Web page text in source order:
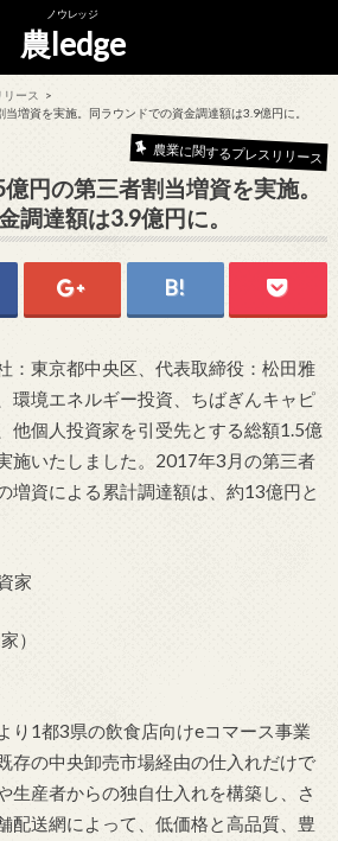
ノウレッジ
農ledge
ース
増資を実施。同ラウンドでの資金調達額は3.9億円に。
農業に関するプレスリリース
円の第三者割当増資を実施。
調達額は3.9億円に。
：東京都中央区、代表取締役：松田雅
環境エネルギー投資、ちばぎんキャピ
他個人投資家を引受先とする総額1.5億
施いたしました。2017年3月の第三者
増資による累計調達額は、約13億円と
）
り1都3県の飲食店向けeコマース事業
存の中央卸売市場経由の仕入れだけで
生産者からの独自仕入れを構築し、さ
配送網によって、低価格と高品質、豊